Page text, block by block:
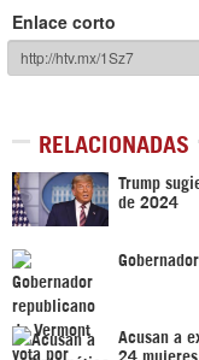
Enlace corto
RELACIONADAS
Trump
de 2024
Acusan a
24 mujeres